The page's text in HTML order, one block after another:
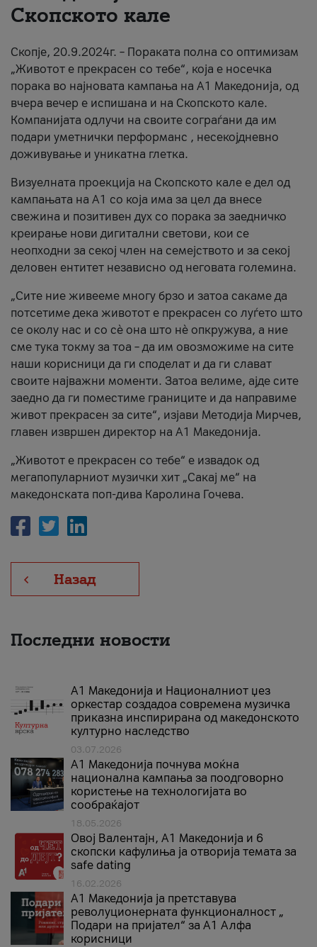
За нас
#ПодобарОнлајн
Скопското кале
Скопје, 20.9.2024г. – Пораката полна со оптимизам
„Животот е прекрасен со тебе“, која е носечка
порака во најновата кампања на А1 Македонија, од
вчера вечер е испишана и на Скопското кале.
Компанијата одлучи на своите сограѓани да им
подари уметнички перформанс , несекојдневно
доживување и уникатна глетка.
Визуелната проекција на Скопското кале е дел од
кампањата на А1 со која има за цел да внесе
свежина и позитивен дух со порака за заедничко
креирање нови дигитални светови, кои се
неопходни за секој член на семејството и за секој
деловен ентитет независно од неговата големина.
„Сите ние живееме многу брзо и затоа сакаме да
потсетиме дека животот е прекрасен со луѓето што
се околу нас и со сè она што нè опкружува, а ние
сме тука токму за тоа – да им овозможиме на сите
наши корисници да ги споделат и да ги слават
своите најважни моменти. Затоа велиме, ајде сите
заедно да ги поместиме границите и да направиме
живот прекрасен за сите“, изјави Методија Мирчев,
главен извршен директор на А1 Македонија.
„Животот е прекрасен со тебе“ е извадок од
мегапопуларниот музички хит „Сакај ме“ на
македонската поп-дива Каролина Гочева.
Назад
Последни новости
А1 Македонија и Националниот џез
оркестар создадоа современа музичка
приказна инспирирана од македонското
културно наследство
03.07.2026
A1 Македонија почнува моќна
национална кампања за поодговорно
користење на технологијата во
сообраќајот
18.05.2026
Овој Валентајн, A1 Македонија и 6
скопски кафулиња ја отворија темата за
safe dating
16.02.2026
А1 Македонија ја претставува
револуционерната функционалност „
Подари на пријател“ за А1 Алфа
корисници